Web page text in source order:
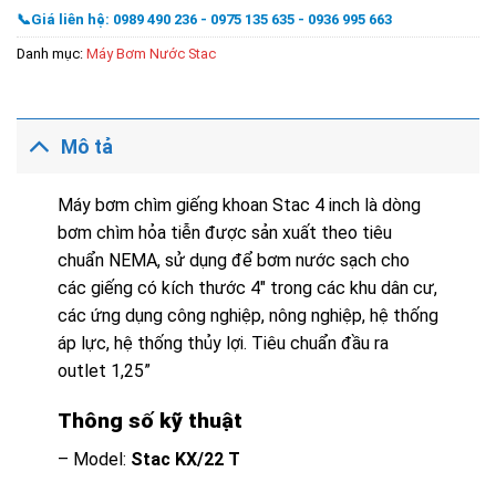
📞Giá liên hệ: 0989 490 236 - 0975 135 635 - 0936 995 663
Danh mục: Máy Bơm Nước Stac
Mô tả
Máy bơm chìm giếng khoan Stac 4 inch là dòng
bơm chìm hỏa tiễn được sản xuất theo tiêu
chuẩn NEMA, sử dụng để bơm nước sạch cho
các giếng có kích thước 4″ trong các khu dân cư,
các ứng dụng công nghiệp, nông nghiệp, hệ thống
áp lực, hệ thống thủy lợi. Tiêu chuẩn đầu ra
outlet 1,25”
Thông số kỹ thuật
– Model: Stac KX/22 T